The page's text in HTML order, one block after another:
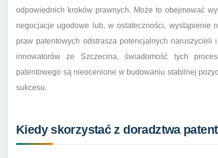
odpowiednich kroków prawnych. Może to obejmować
negocjacje ugodowe lub, w ostateczności, wystąpienie
praw patentowych odstrasza potencjalnych
innowatorów ze Szczecina, świadomość tych
patentowego są nieocenione w budowaniu stabilnej
sukcesu.
Kiedy skorzystać z doradztwa